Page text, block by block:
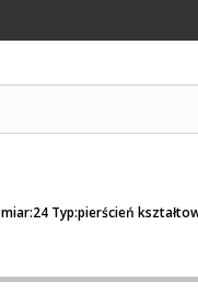
Typ:pierścień